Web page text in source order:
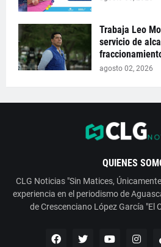
Trabaja Leo
servicio de
agosto 02, 2026
QUIENES
CLG Noticias "Sin Matices,
experiencia en el periodismo de
de Crescenciano López García "El